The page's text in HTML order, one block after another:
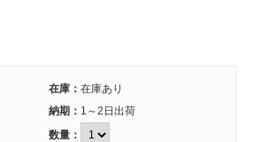
在庫： 在庫あり
納期： 1～2日出荷
数量：